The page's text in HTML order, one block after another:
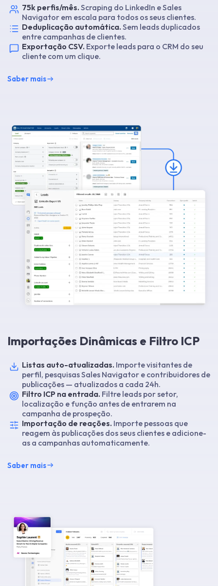
75k perfis/mês. Scraping do LinkedIn e Sales
Navigator em escala para todos os seus clientes.
Deduplicação automática. Sem leads duplicados
entre campanhas de clientes.
Exportação CSV. Exporte leads para o CRM do seu
cliente com um clique.
Saber mais
Importações Dinâmicas e Filtro ICP
Listas auto-atualizadas. Importe visitantes de
perfil, pesquisas Sales Navigator e contribuidores de
publicações — atualizados a cada 24h.
Filtro ICP na entrada. Filtre leads por setor,
localização e função antes de entrarem na
campanha de prospeção.
Importação de reações. Importe pessoas que
reagem às publicações dos seus clientes e adicione-
as a campanhas automaticamente.
Saber mais